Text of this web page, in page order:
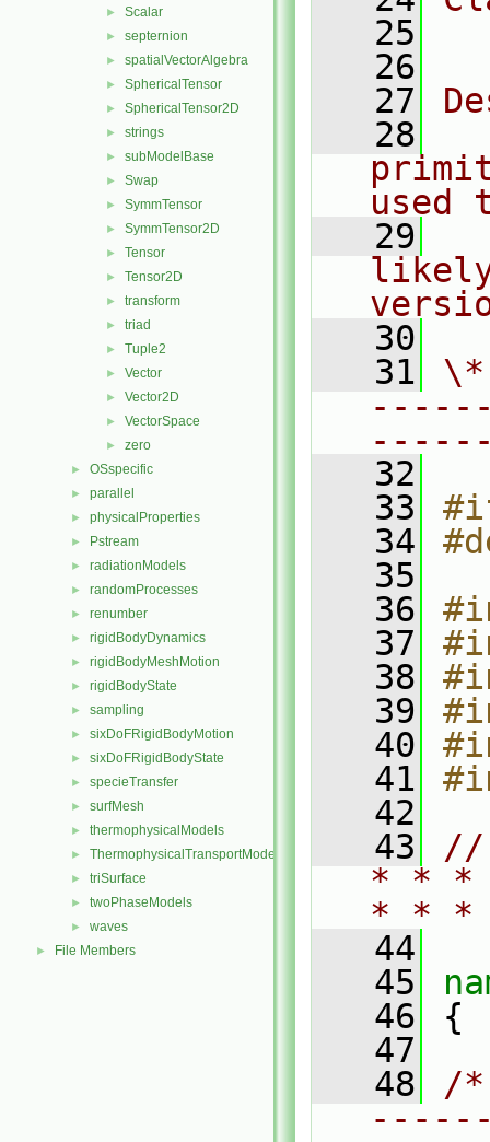
► Scalar
► septernion
► spatialVectorAlgebra
► SphericalTensor
► SphericalTensor2D
► strings
► subModelBase
► Swap
► SymmTensor
► SymmTensor2D
► Tensor
► Tensor2D
► transform
► triad
► Tuple2
► Vector
► Vector2D
► VectorSpace
► zero
► OSspecific
► parallel
► physicalProperties
► Pstream
► radiationModels
► randomProcesses
► renumber
► rigidBodyDynamics
► rigidBodyMeshMotion
► rigidBodyState
► sampling
► sixDoFRigidBodyMotion
► sixDoFRigidBodyState
► specieTransfer
► surfMesh
► thermophysicalModels
► ThermophysicalTransportModels
► triSurface
► twoPhaseModels
► waves
► File Members
   25
   26
   27
   28
used
   29
likely
   30
   31
   32
   33
   34
   35
   36
   37
   38
   39
   40
   41
   42
   43
//
* * *
* *
   44
   45
   46
{
   47
   48
/